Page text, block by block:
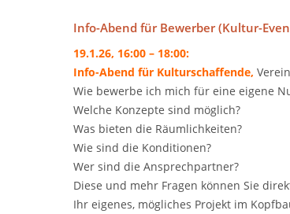
Info-Abend für Bewerber (Kultur-
19.1.26, 16:00 – 18:00:
Info-Abend für Kulturschaffende,
Wie bewerbe ich mich für eine eigene
Welche Konzepte sind möglich?
Was bieten die Räumlichkeiten?
Wie sind die Konditionen?
Wer sind die Ansprechpartner?
Diese und mehr Fragen können Sie
Ihr eigenes, mögliches Projekt im